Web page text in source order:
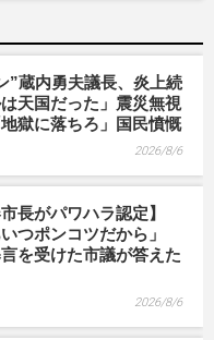
”蔵内勇夫議長、炎上続
天国だった」震災無視
獄に落ちろ」国民憤慨
2026/8/6
長がパワハラ認定】
つポンコツだから」
言を受けた市議が答えた
2026/8/6